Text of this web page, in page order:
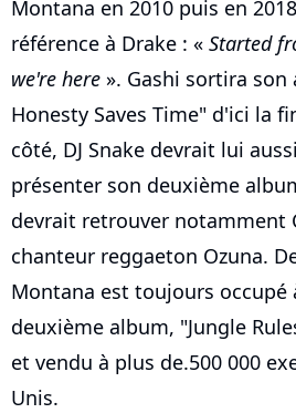
Montana en 2010 puis en
référence à Drake : « Started
we're here ». Gashi sortira son
Honesty Saves Time" d'ici la
côté, DJ Snake devrait lui
présenter son deuxième
devrait retrouver notamment
chanteur reggaeton Ozuna.
Montana est toujours occupé
deuxième album, "Jungle
et vendu à plus de.500 000
Unis.